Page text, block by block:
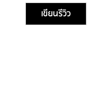
เขียนรีวิว